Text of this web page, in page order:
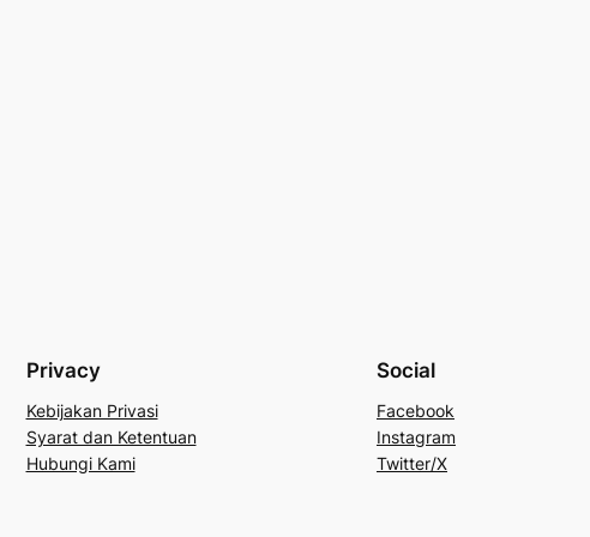
Privacy
Kebijakan Privasi
Syarat dan Ketentuan
Hubungi Kami
Social
Facebook
Instagram
Twitter/X